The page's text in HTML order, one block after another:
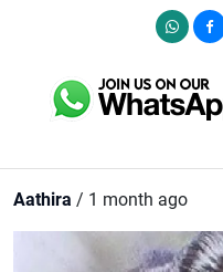
Aathira / 1 month ago